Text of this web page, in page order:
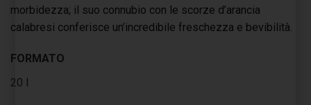
morbidezza; il suo connubio con le scorze d’arancia
calabresi conferisce un’incredibile freschezza e bevibilità.
FORMATO
20 l